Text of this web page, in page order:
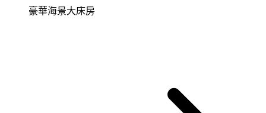
豪華海景大床房